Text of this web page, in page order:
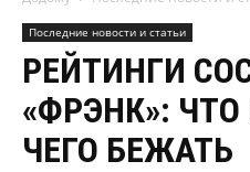
Последние новости и статьи
РЕЙТИНГИ
«ФРЭНК»:
ЧЕГО БЕЖАТЬ